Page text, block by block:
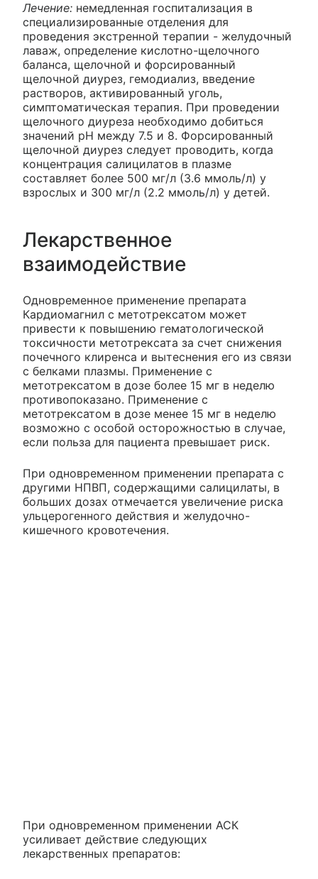
Лечение: немедленная госпитализация в
специализированные отделения для
проведения экстренной терапии - желудочный
лаваж, определение кислотно-щелочного
баланса, щелочной и форсированный
щелочной диурез, гемодиализ, введение
растворов, активированный уголь,
симптоматическая терапия. При проведении
щелочного диуреза необходимо добиться
значений рН между 7.5 и 8. Форсированный
щелочной диурез следует проводить, когда
концентрация салицилатов в плазме
составляет более 500 мг/л (3.6 ммоль/л) у
взрослых и 300 мг/л (2.2 ммоль/л) у детей.
Лекарственное
взаимодействие
Одновременное применение препарата
Кардиомагнил с метотрексатом может
привести к повышению гематологической
токсичности метотрексата за счет снижения
почечного клиренса и вытеснения его из связи
с белками плазмы. Применение с
метотрексатом в дозе более 15 мг в неделю
противопоказано. Применение с
метотрексатом в дозе менее 15 мг в неделю
возможно с особой осторожностью в случае,
если польза для пациента превышает риск.
При одновременном применении препарата с
другими НПВП, содержащими салицилаты, в
больших дозах отмечается увеличение риска
ульцерогенного действия и желудочно-
кишечного кровотечения.
При одновременном применении АСК
усиливает действие следующих
лекарственных препаратов: